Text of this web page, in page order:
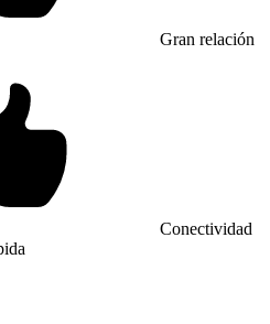
Gran relación
Conectividad